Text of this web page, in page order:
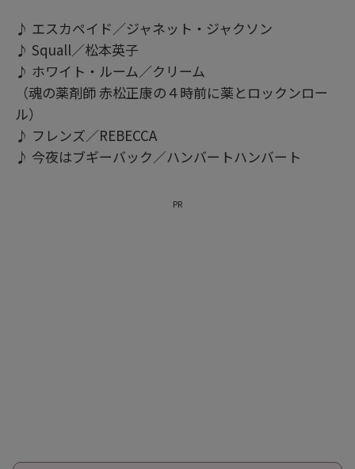
♪ エスカペイド／ジャネット・ジャクソン
♪ Squall／松本英子
♪ ホワイト・ルーム／クリーム
（魂の薬剤師 赤松正康の４時前に薬とロックンロー
ル）
♪ フレンズ／REBECCA
♪ 今夜はブギーバック／ハンバートハンバート
PR